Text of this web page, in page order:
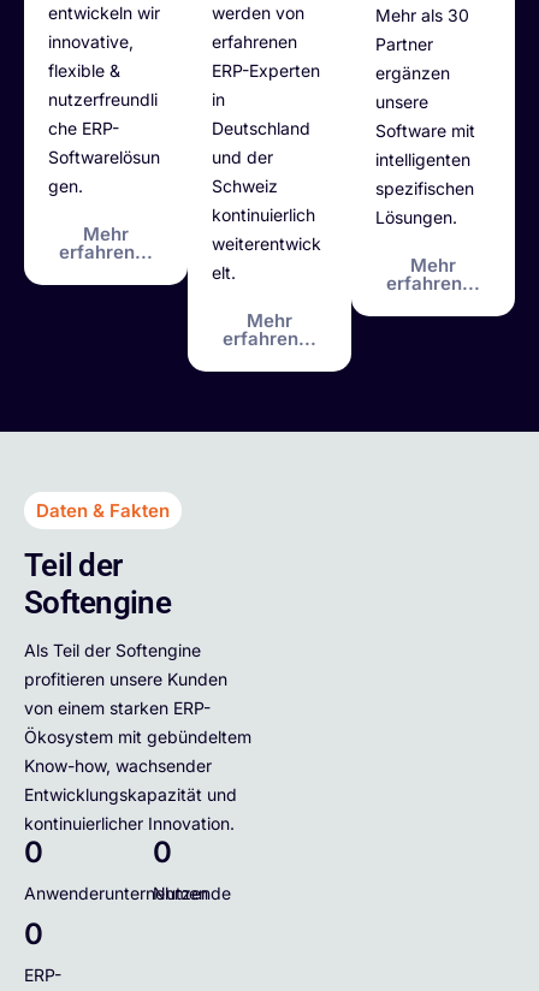
entwickeln wir
innovative,
flexible &
nutzerfreundli
che ERP-
Softwarelösun
gen.
Mehr
erfahren...
werden von
erfahrenen
ERP-Experten
in
Deutschland
und der
Schweiz
kontinuierlich
weiterentwick
elt.
Mehr
erfahren...
Mehr als 30
Partner
ergänzen
unsere
Software mit
intelligenten
spezifischen
Lösungen.
Mehr
erfahren...
Daten & Fakten
Teil der
Softengine
Als Teil der Softengine
profitieren unsere Kunden
von einem starken ERP-
Ökosystem mit gebündeltem
Know-how, wachsender
Entwicklungskapazität und
kontinuierlicher Innovation.
0
Anwenderunternehmen
0
Nutzende
0
ERP-